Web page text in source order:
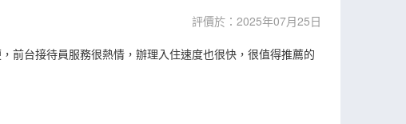
評價於：2025年07月25日
前台接待員服務很熱情，辦理入住速度也很快，很值得推薦的